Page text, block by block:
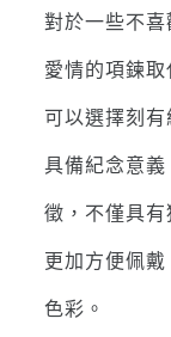
對於一些不
愛情的項鍊取
可以選擇刻
具備紀念意
徵，不僅具
更加方便佩
色彩。